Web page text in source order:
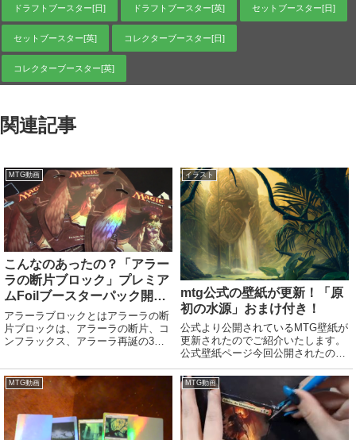
ドラフトブースター[日] ドラフトブースター[英] セットブースター[日]
セットブースター[英] コレクターブースター[日]
コレクターブースター[英]
関連記事
MTG動画
こんなのあったの？「アラー
ラの断片ブロック」プレミア
ムFoilブースターパック開封
動画！【mtg動画】
アラーラブロックとはアラーラの断
片ブロックは、アラーラの断片、コ
ンフラックス、アラーラ再誕の3つ
アラーラ・ブロックと表記されるこ
ともある。かつて1つであった次元
アラーラが分断された、断片と呼ば
れる5つの異なる...
イラスト
mtg公式の壁紙が更新！「原
初の水源」おまけ付き！
公式より公開されているMTG壁紙が
更新されたのでご紹介いたします。
公式壁紙ページ今回公開されたの
は、イクサランの「原初の水源」の
壁紙です。PCやスマホの壁紙にし
てMTG気分を盛り上げましょう！公
式の壁紙は用途に応じて様々なサイ
ズが用意されて...
MTG動画 MTG動画